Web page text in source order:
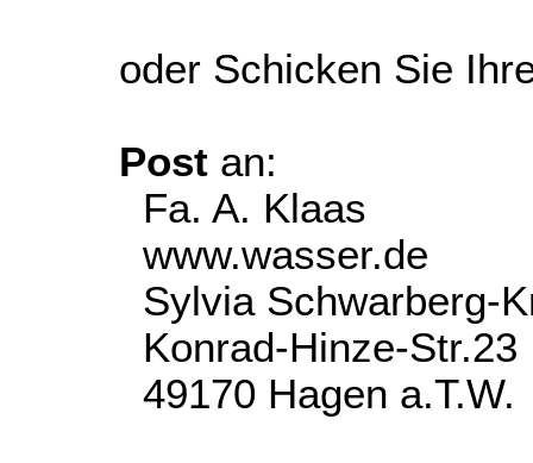
oder Schicken Sie
Postan:
Fa. A. Klaas
www.wasser.de
Sylvia Schwarberg-
Konrad-Hinze-Str.23
49170 Hagen a.T.W.